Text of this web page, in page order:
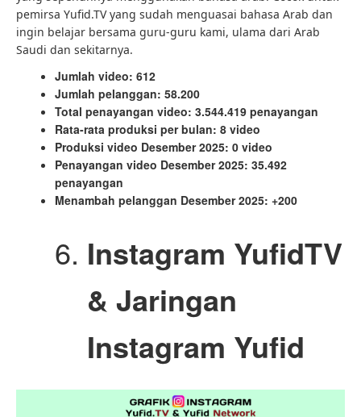
pemirsa Yufid.TV yang sudah menguasai bahasa Arab dan
ingin belajar bersama guru-guru kami, ulama dari Arab
Saudi dan sekitarnya.
Jumlah video: 612
Jumlah pelanggan: 58.200
Total penayangan video: 3.544.419 penayangan
Rata-rata produksi per bulan: 8 video
Produksi video Desember 2025: 0 video
Penayangan video Desember 2025: 35.492
penayangan
Menambah pelanggan Desember 2025: +200
Instagram YufidTV
& Jaringan
Instagram Yufid